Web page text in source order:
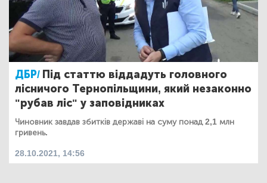
ДБР/ Під статтю віддадуть головного
лісничого Тернопільщини, який незаконно
"рубав ліс" у заповідниках
Чиновник завдав збитків державі на суму понад 2,1 млн
гривень.
28.10.2021, 14:56